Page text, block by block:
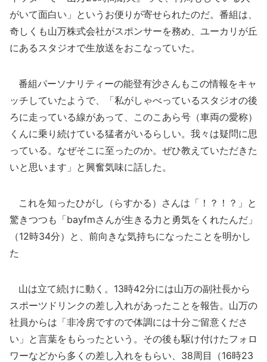
がいて面白い」というお便りが寄せられたのだ。番組は、
奇しくも山万株式会社がスポンサーを務め、ユーカリが丘
にあるスタジオで生放送をおこなっていた。
番組パーソナリティーの能登有沙さんもこの情報をキャ
ッチしていたようで、「私がしゃべっているスタジオの後
ろに走っている線があって、このこあら号（車両の愛称）
くんに乗り続けている猛者がいるらしい。我々は疑問に思
っている。なぜそこに至ったのか。ぜひ教えていただきた
いと思います」と興奮気味に話した。
これを知ったひがし（らすかる）さんは「！？！？」と
驚きつつも「bayfmさんが生きる力と勇気をくれたんだ」
（12時34分）と、前向きな気持ちになったことを明かし
た
山は立て続けに動く。13時42分には山万の副社長から
スポーツドリンクの差し入れがあったことを報告。山万の
社員からは「非冷房ですので体調には十分ご留意くださ
い」と言葉をもらったという。その後も駆け付けたフォロ
ワーなどから多くの差し入れをもらい、38周目（16時23